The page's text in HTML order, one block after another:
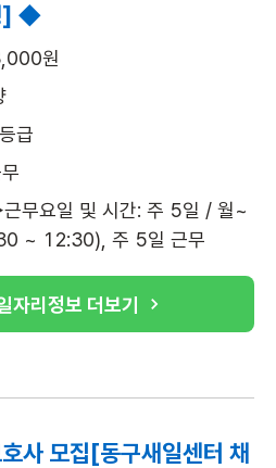
] ◆
원
급
무요일 및 시간: 주 5일 / 월~
~ 12:30), 주 5일 근무
자리정보 더보기
사 모집[동구새일센터 채